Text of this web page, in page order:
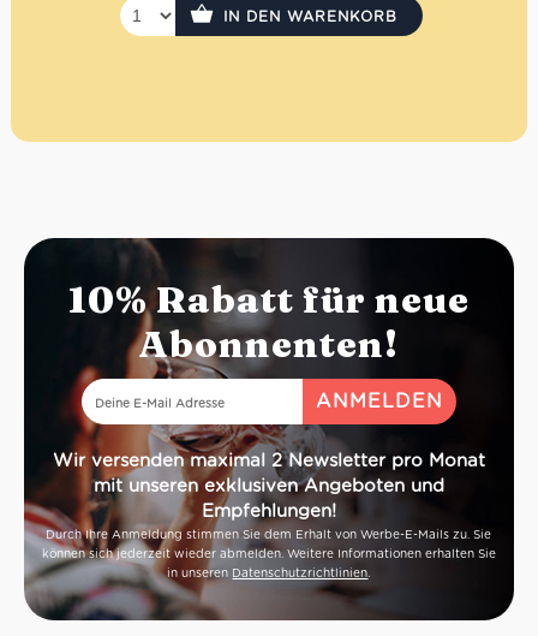
IN DEN WARENKORB
10% Rabatt für neue
Abonnenten!
Wir versenden maximal 2 Newsletter pro Monat
mit unseren exklusiven Angeboten und
Empfehlungen!
Durch Ihre Anmeldung stimmen Sie dem Erhalt von Werbe-E-Mails zu. Sie
können sich jederzeit wieder abmelden. Weitere Informationen erhalten Sie
in unseren Datenschutzrichtlinien